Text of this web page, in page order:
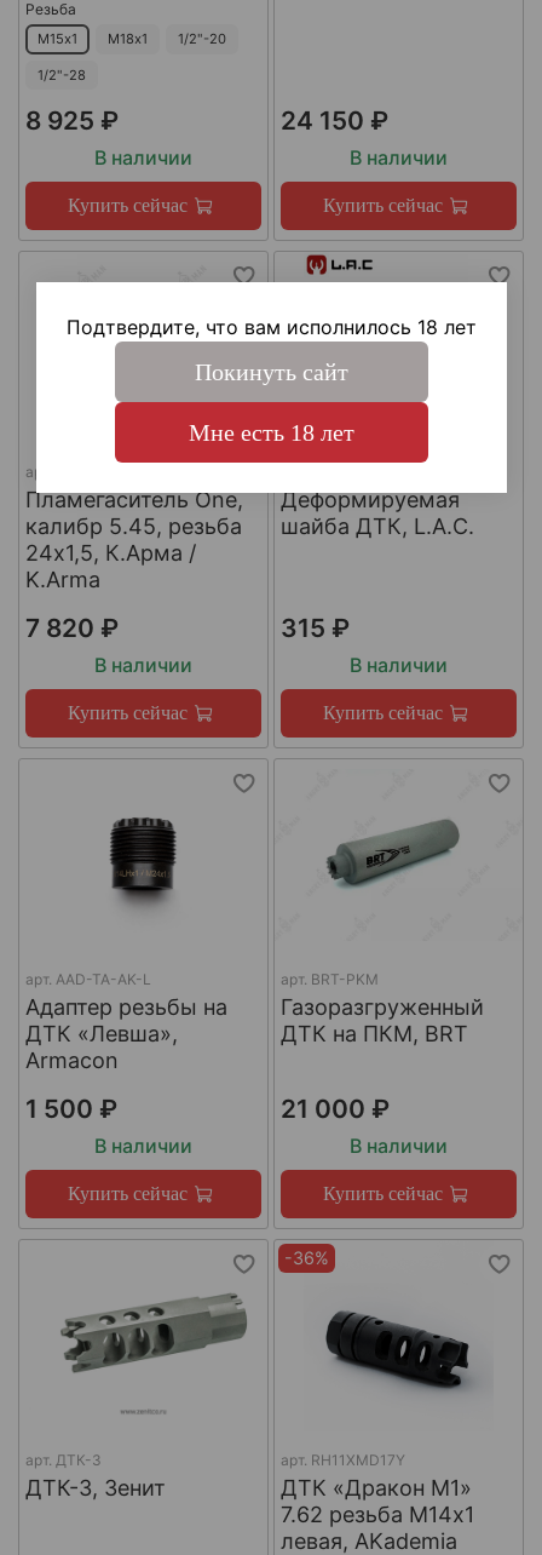
Резьба
М15х1 М18х1 1/2"-20
1/2"-28
8 925 ₽
В наличии
Купить сейчас
24 150 ₽
В наличии
Купить сейчас
арт.
Пламегаситель One,
калибр 5.45, резьба
24х1,5, К.Арма /
K.Arma
7 820 ₽
В наличии
Купить сейчас
Деформируемая
шайба ДТК, L.A.C.
315 ₽
В наличии
Купить сейчас
арт. AAD-TA-AK-L
Адаптер резьбы на
ДТК «Левша»,
Armacon
1 500 ₽
В наличии
Купить сейчас
арт. BRT-PKM
Газоразгруженный
ДТК на ПКМ, BRT
21 000 ₽
В наличии
Купить сейчас
арт. ДТК-3
ДТК-3, Зенит
-36%
арт. RH11XMD17Y
ДТК «Дракон М1»
7.62 резьба М14х1
левая, AKademia
Подтвердите, что вам исполнилось 18 лет
Покинуть сайт
Мне есть 18 лет